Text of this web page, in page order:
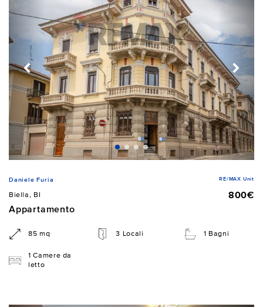
Daniele Furia RE/MAX Unit
Biella, BI
800€
Appartamento
85 mq 3 Locali 1 Bagni
1 Camere da
letto